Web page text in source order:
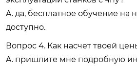
A. да, бесплатное обучение на
доступно.
Вопрос 4. Как насчет твоей
A. пришлите мне подробную